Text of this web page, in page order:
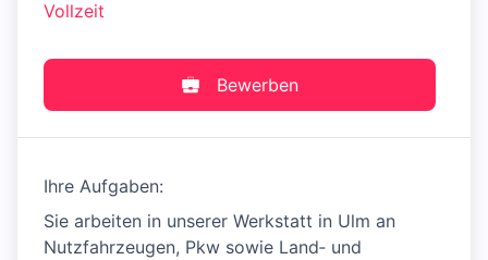
Vollzeit
Bewerben
Ihre Aufgaben:
Sie arbeiten in unserer Werkstatt in Ulm an
Nutzfahrzeugen, Pkw sowie Land‑ und